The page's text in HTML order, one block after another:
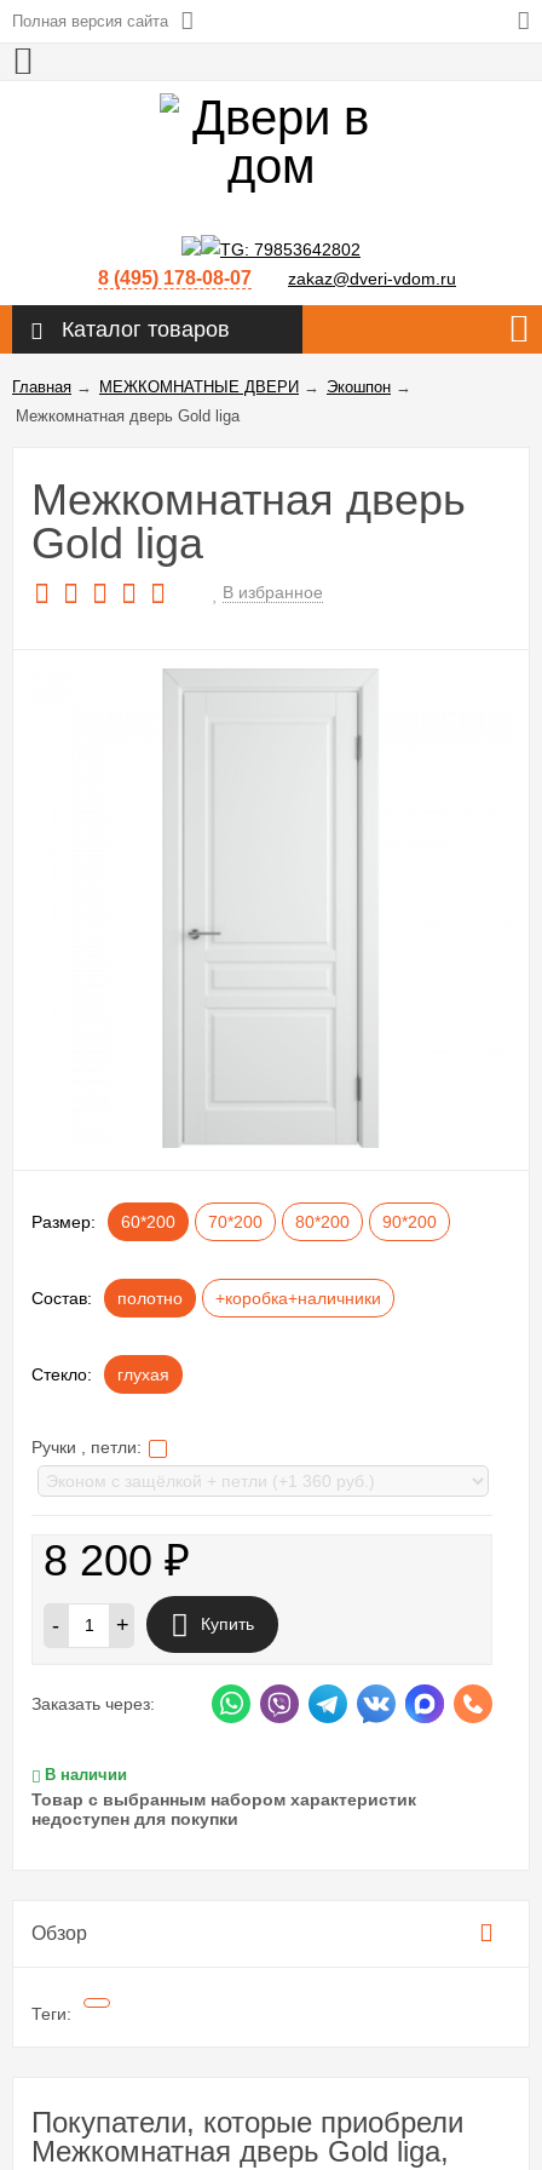
Полная версия сайта
8 (495) 178-08-07 zakaz@dveri-vdom.ru
Каталог товаров
Главная → МЕЖКОМНАТНЫЕ ДВЕРИ → Экошпон →
Межкомнатная дверь Gold liga
Межкомнатная дверь
Gold liga
В избранное
Размер: 60*200 70*200 80*200 90*200
Состав: полотно +коробка+наличники
Стекло: глухая
Ручки , петли:
8 200 ₽
- + Купить
Заказать через:
В наличии
Товар с выбранным набором характеристик
недоступен для покупки
Обзор
Теги:
Покупатели, которые приобрели
Межкомнатная дверь Gold liga,